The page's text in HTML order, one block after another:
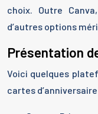
choix. Outre
d’autres options
Présentation
Voici quelques
cartes